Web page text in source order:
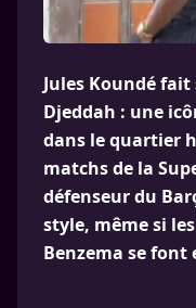
Jules Koundé
Djeddah : une
dans le quartier
matchs de la
défenseur du
style, même si
Benzema se